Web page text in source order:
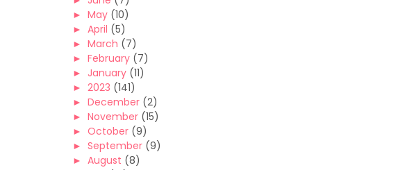
► May (10)
► April (5)
► March (7)
► February (7)
► January (11)
► 2023 (141)
► December (2)
► November (15)
► October (9)
► September (9)
► August (8)